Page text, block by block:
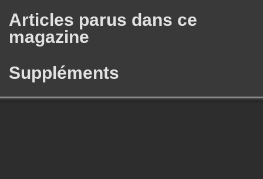
Articles parus dans ce
magazine
Suppléments